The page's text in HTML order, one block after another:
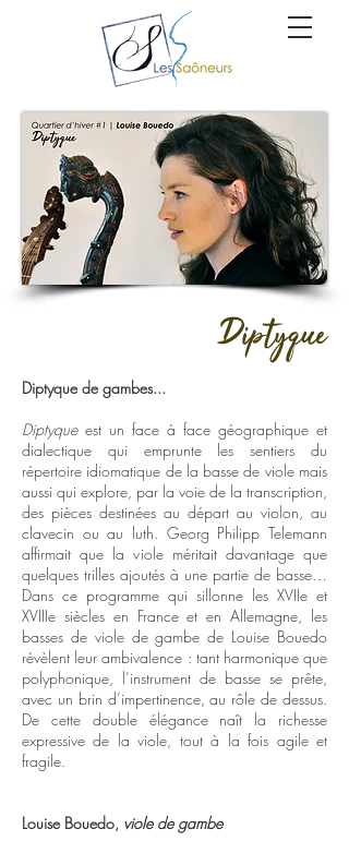
Diptyque
Diptyque de gambes...
Diptyqueest un face à face géographique et
dialectique qui emprunte les sentiers du
répertoire idiomatique de la basse de viole mais
aussi qui explore, par la voie de la transcription,
des pièces destinées au départ au violon, au
clavecin ou au luth. Georg Philipp Telemann
affirmait que la viole méritait davantage que
quelques trilles ajoutés à une partie de basse…
Dans ce programme qui sillonne les XVIIe et
XVIIIe siècles en France et en Allemagne, les
basses de viole de gambe de Louise Bouedo
révèlent leur ambivalence : tant harmonique que
polyphonique, l’instrument de basse se prête,
avec un brin d’impertinence, au rôle de dessus.
De cette double élégance naît la richesse
expressive de la viole, tout à la fois agile et
fragile.
Louise Bouedo, viole de gambe